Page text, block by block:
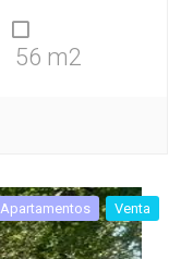
56 m2
Apartamentos Venta